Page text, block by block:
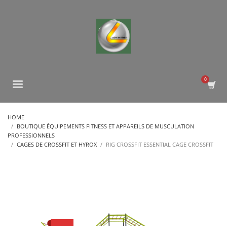
HOME
BOUTIQUE ÉQUIPEMENTS FITNESS ET APPAREILS DE MUSCULATION
PROFESSIONNELS
CAGES DE CROSSFIT ET HYROX
RIG CROSSFIT ESSENTIAL CAGE CROSSFIT